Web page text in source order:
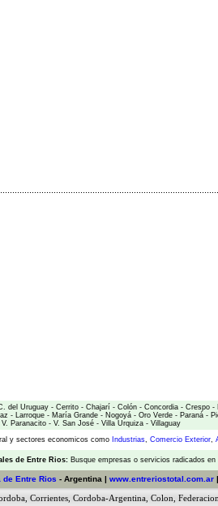
del Uruguay - Cerrito - Chajarí - Colón - Concordia - Crespo -
- Larroque - María Grande - Nogoyá - Oro Verde - Paraná -
V. Paranacito - V. San José - Villa Urquiza - Villaguay
y sectores economicos como Industrias, Comercio Exterior,
de Entre Rios: Busque empresas o servicios radicados
Entre Rios - Argentina | www.entreriostotal.com.ar
Corrientes Cordoba-Argentina Colon